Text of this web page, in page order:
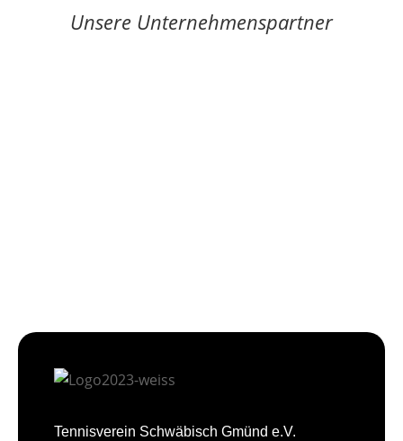
Unsere Unternehmenspartner
Tennisverein Schwäbisch Gmünd e.V.